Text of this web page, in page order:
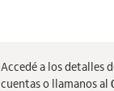
Accedé a los detalles
cuentas o llamanos al